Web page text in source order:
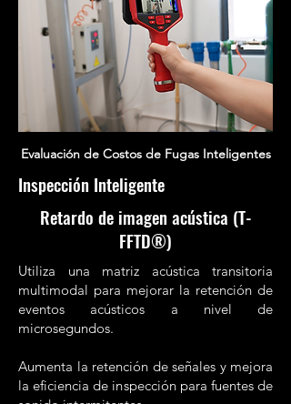
Evaluación de Costos de Fugas Inteligentes
Inspección Inteligente
Retardo de imagen acústica (T-
FFTD®)
Utiliza una matriz acústica transitoria
multimodal para mejorar la retención de
eventos acústicos a nivel de
microsegundos.
Aumenta la retención de señales y mejora
la eficiencia de inspección para fuentes de